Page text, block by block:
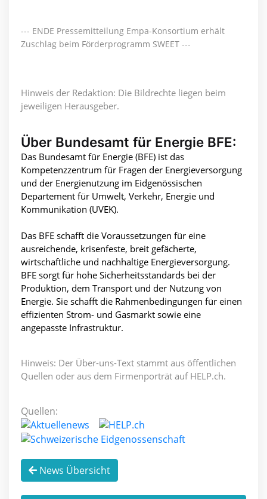
--- ENDE Pressemitteilung Empa-Konsortium erhält
Zuschlag beim Förderprogramm SWEET ---
Hinweis der Redaktion: Die Bildrechte liegen beim
jeweiligen Herausgeber.
Über Bundesamt für Energie BFE:
Das Bundesamt für Energie (BFE) ist das
Kompetenzzentrum für Fragen der Energieversorgung
und der Energienutzung im Eidgenössischen
Departement für Umwelt, Verkehr, Energie und
Kommunikation (UVEK).
Das BFE schafft die Voraussetzungen für eine
ausreichende, krisenfeste, breit gefächerte,
wirtschaftliche und nachhaltige Energieversorgung.
BFE sorgt für hohe Sicherheitsstandards bei der
Produktion, dem Transport und der Nutzung von
Energie. Sie schafft die Rahmenbedingungen für einen
effizienten Strom- und Gasmarkt sowie eine
angepasste Infrastruktur.
Hinweis: Der Über-uns-Text stammt aus öffentlichen
Quellen oder aus dem Firmenporträt auf HELP.ch.
Quellen:
News Übersicht